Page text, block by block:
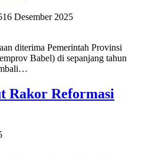
16 Desember 2025
diterima Pemerintah Provinsi
Babel) di sepanjang tahun
Rakor Reformasi